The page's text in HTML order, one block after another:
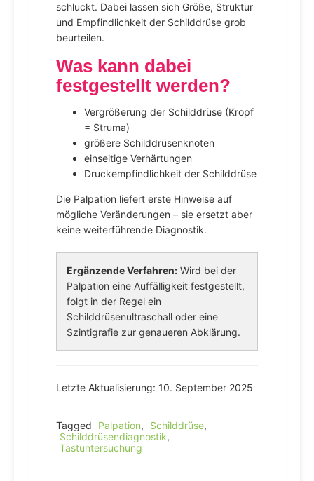
schluckt. Dabei lassen sich Größe, Struktur
und Empfindlichkeit der Schilddrüse grob
beurteilen.
Was kann dabei
festgestellt werden?
Vergrößerung der Schilddrüse (Kropf
= Struma)
größere Schilddrüsenknoten
einseitige Verhärtungen
Druckempfindlichkeit der Schilddrüse
Die Palpation liefert erste Hinweise auf
mögliche Veränderungen – sie ersetzt aber
keine weiterführende Diagnostik.
Ergänzende Verfahren: Wird bei der
Palpation eine Auffälligkeit festgestellt,
folgt in der Regel ein
Schilddrüsenultraschall oder eine
Szintigrafie zur genaueren Abklärung.
Letzte Aktualisierung: 10. September 2025
Tagged Palpation, Schilddrüse,
Schilddrüsendiagnostik,
Tastuntersuchung